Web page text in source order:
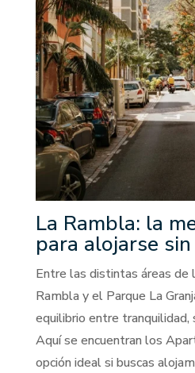
La Rambla: la
para alojarse
Entre las distintas áreas de
Rambla y el Parque La
equilibrio entre tranquilidad,
Aquí se encuentran los
opción ideal si buscas